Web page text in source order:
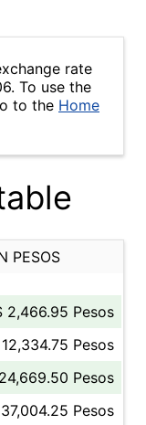
rate
To use the
to the Home
PESOS
2,466.95 Pesos
Pesos
Pesos
Pesos